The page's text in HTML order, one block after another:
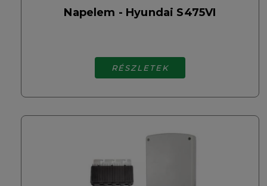
Napelem - Hyundai S475VI
RÉSZLETEK